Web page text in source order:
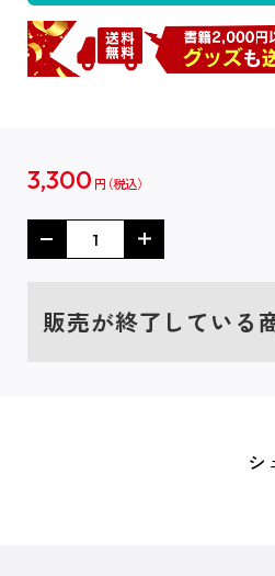
3,300 円
販売が終了している
シ